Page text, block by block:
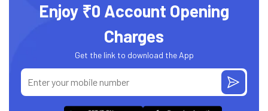
Enjoy ₹0 Account Opening
Charges
Get the link to download the App